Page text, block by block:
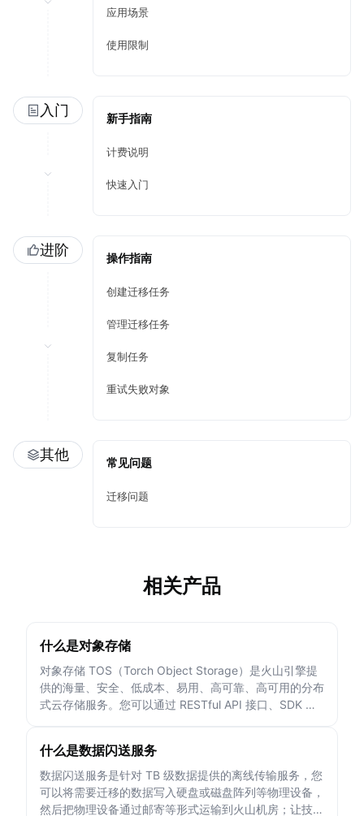
应用场景
使用限制
入门 新手指南
计费说明
快速入门
进阶 操作指南
创建迁移任务
管理迁移任务
复制任务
重试失败对象
其他 常见问题
迁移问题
相关产品
什么是对象存储
对象存储 TOS（Torch Object Storage）是火山引擎提
供的海量、安全、低成本、易用、高可靠、高可用的分布
式云存储服务。您可以通过 RESTful API 接口、SDK 和
什么是数据闪送服务
数据闪送服务是针对 TB 级数据提供的离线传输服务，您
可以将需要迁移的数据写入硬盘或磁盘阵列等物理设备，
然后把物理设备通过邮寄等形式运输到火山机房；让技术